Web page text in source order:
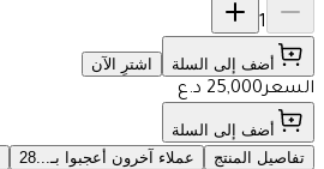
1
أضف إلى السلة اشترِ الآن
السعر25,000 د.ع
أضف إلى السلة
تفاصيل المنتج
عملاء آخرون أعجبوا بـ...28